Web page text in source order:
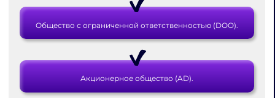
Общество с ограниченной ответственностью (DOO).
Акционерное общество (AD).